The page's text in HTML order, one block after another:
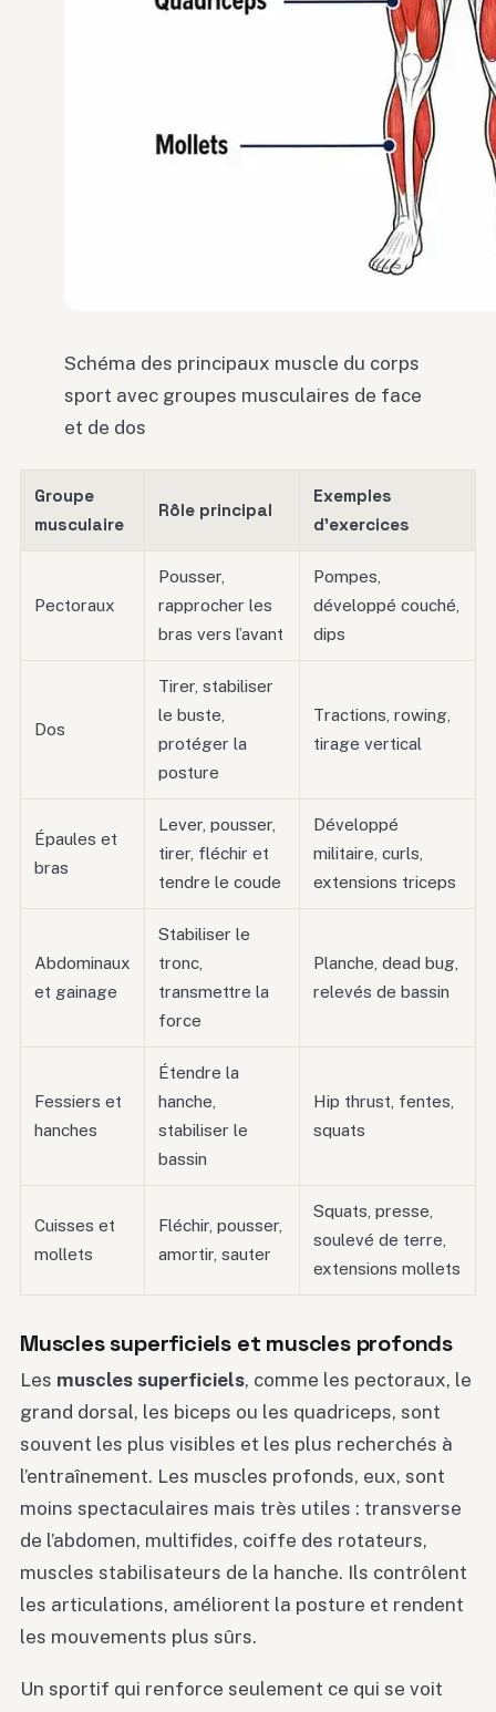
Schéma des principaux muscle du corps
sport avec groupes musculaires de face
et de dos
Groupe
musculaire
Rôle principal
Exemples
d’exercices
Pectoraux
Pousser,
rapprocher les
bras vers l’avant
Pompes,
développé couché,
dips
Dos
Tirer, stabiliser
le buste,
protéger la
posture
Tractions, rowing,
tirage vertical
Épaules et
bras
Lever, pousser,
tirer, fléchir et
tendre le coude
Développé
militaire, curls,
extensions triceps
Abdominaux
et gainage
Stabiliser le
tronc,
transmettre la
force
Planche, dead bug,
relevés de bassin
Fessiers et
hanches
Étendre la
hanche,
stabiliser le
bassin
Hip thrust, fentes,
squats
Cuisses et
mollets
Fléchir, pousser,
amortir, sauter
Squats, presse,
soulevé de terre,
extensions mollets
Muscles superficiels et muscles profonds
Les muscles superficiels, comme les pectoraux, le
grand dorsal, les biceps ou les quadriceps, sont
souvent les plus visibles et les plus recherchés à
l’entraînement. Les muscles profonds, eux, sont
moins spectaculaires mais très utiles : transverse
de l’abdomen, multifides, coiffe des rotateurs,
muscles stabilisateurs de la hanche. Ils contrôlent
les articulations, améliorent la posture et rendent
les mouvements plus sûrs.
Un sportif qui renforce seulement ce qui se voit